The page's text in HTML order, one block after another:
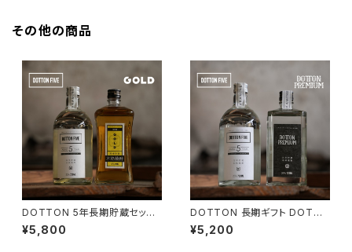
その他の商品
DOTTON 5年長期貯蔵セット
｜DOTTON FIVE ＋ DOTTO
N GOLD【樫樽熟成・飲み比べ】
¥5,800
DOTTON 長期ギフト DOTTO
N FIVE/DOTTON PREMIUM
¥5,200